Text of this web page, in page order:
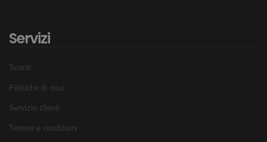
Servizi
Sconti
Politiche di reso
Servizio clienti
Termini e condizioni